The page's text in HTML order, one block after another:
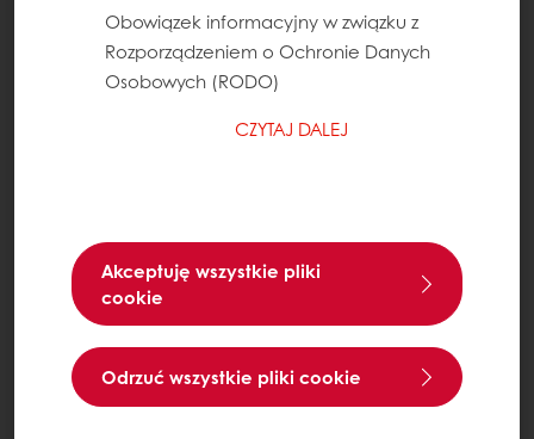
Obowiązek informacyjny w związku z
Rozporządzeniem o Ochronie Danych
Osobowych (RODO)
CZYTAJ DALEJ
Akceptuję wszystkie pliki
cookie
Odrzuć wszystkie pliki cookie